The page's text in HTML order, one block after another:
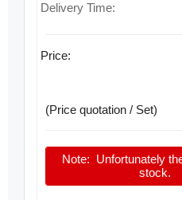
Delivery Time:
Price:
(Price quotation / Set)
Note: Unfortunately
stock.